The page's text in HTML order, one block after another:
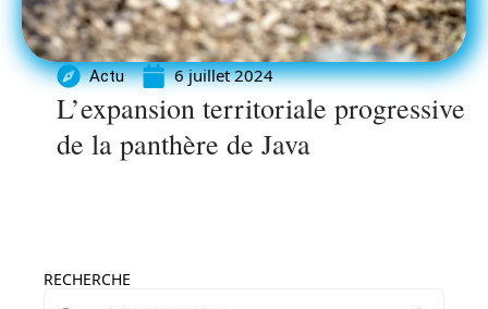
Actu 6 juillet 2024
L’expansion territoriale progressive
de la panthère de Java
RECHERCHE